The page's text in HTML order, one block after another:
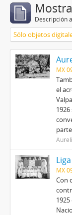
Descripción
Sólo objetos
MX
el
MX
Con